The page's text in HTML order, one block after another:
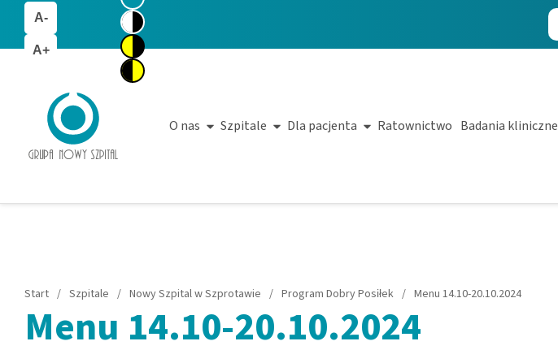
A-
A+
O nas Szpitale Dla pacjenta Ratownictwo Badania kliniczne
Start / Szpitale / Nowy Szpital w Szprotawie / Program Dobry Posiłek / Menu 14.10-20.10.2024
Menu 14.10-20.10.2024